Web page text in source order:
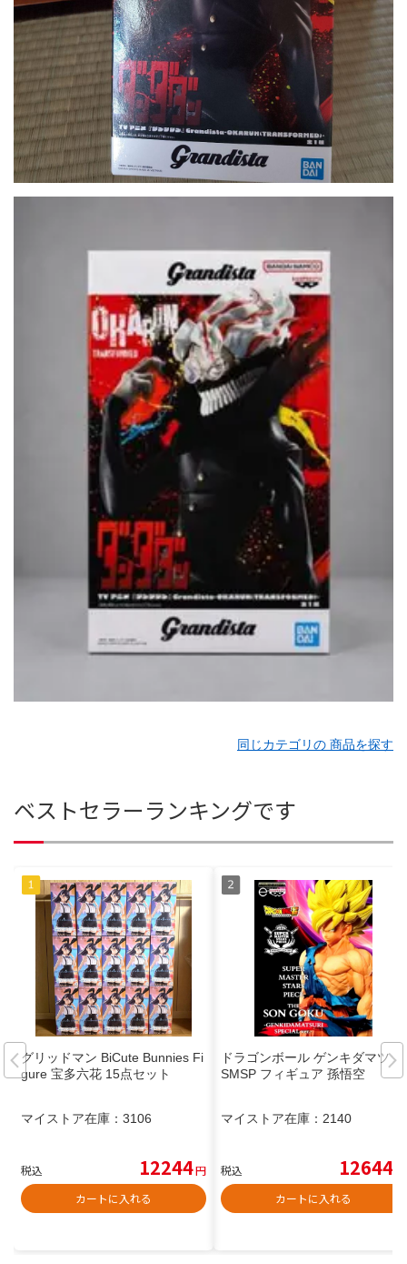
同じカテゴリの 商品を探す
ベストセラーランキングです
グリッドマン BiCute Bunnies Fi
gure 宝多六花 15点セット
マイストア在庫： 3106
税込 12244円
カートに入れる
ドラゴンボール ゲンキダマツリ
SMSP フィギュア 孫悟空
マイストア在庫： 2140
税込 12644
カートに入れる